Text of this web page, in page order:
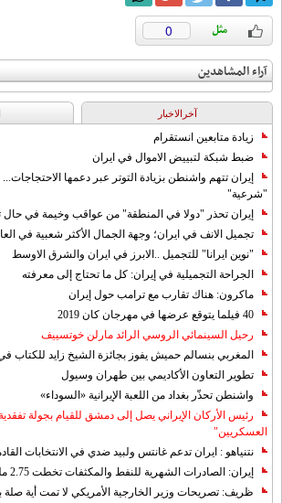
0
آراء المشاهدين
آخرالاخبار
زيادة متابعين انستقرام
ضبط شبكة لتبييض الاموال في ايران
إيران تتهم واشنطن بزيادة التوتر عبر دعمها
"شرعية"
إيران تحذر "دولا في المنطقة" من عواقب وخيمة في حال
تجميل الانف في ايران؛ وجهة الجمال الأكثر شعبية في
"نوين ايرانا" للتجميل ..الابرز في ايران والشرق الاوسط
الجراحة التجميلية في إيران: كل ما تحتاج إلى معرفته
ماكرون: هناك تقارب مع ترامب حول إيران
40 فيلما يتوقع عرضها في مهرجان كان 2019
رحيل السينمائي الروسي الرائد مارلن خوتسييف
المغربي بنسالم حميش يفوز بجائزة الشيخ زايد للكتاب
تطوير التعاون الأكاديمي بين طهران وسيول
واشنطن تحذّر بغداد من اللعبة الإيرانية «السوداء»
رئيس الأركان الإيراني يصل إلى دمشق للقيام بجولة
العسكريين"
نتنياهو : ايران تدعم غانتس ولبيد ضدي في الانتخابات
إيران: الصادرات الشهریة للنفط والمكثفات تخطت 2.75 مليون برميل يوميا
ظريف: تصريحات وزير الخارجية الأمريكي لا تمت أية صلة